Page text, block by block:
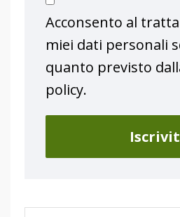
Acconsento al
miei dati personali
quanto previsto
policy.